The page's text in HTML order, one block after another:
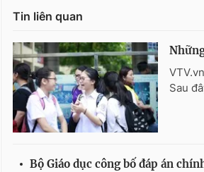
Tin liên quan
Sau
Bộ Giáo dục công bố đáp án